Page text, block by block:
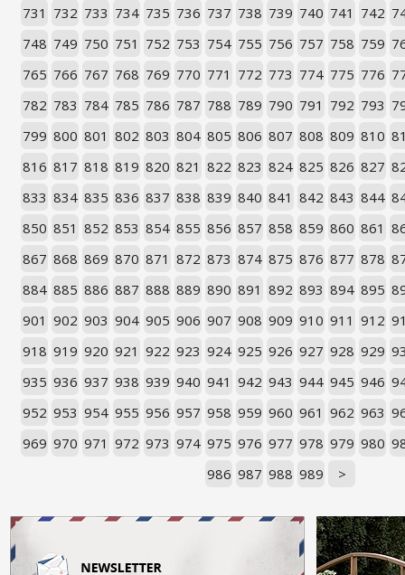
731 732 733 734 735 736 737 738 739 740 741 742
748 749 750 751 752 753 754 755 756 757 758 759
765 766 767 768 769 770 771 772 773 774 775 776
782 783 784 785 786 787 788 789 790 791 792 793
799 800 801 802 803 804 805 806 807 808 809 810
816 817 818 819 820 821 822 823 824 825 826 827
833 834 835 836 837 838 839 840 841 842 843 844
850 851 852 853 854 855 856 857 858 859 860 861
867 868 869 870 871 872 873 874 875 876 877 878
884 885 886 887 888 889 890 891 892 893 894 895
901 902 903 904 905 906 907 908 909 910 911 912
918 919 920 921 922 923 924 925 926 927 928 929
935 936 937 938 939 940 941 942 943 944 945 946
952 953 954 955 956 957 958 959 960 961 962 963
969 970 971 972 973 974 975 976 977 978 979 980
986 987 988 989 >